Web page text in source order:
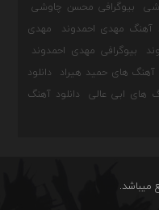
بیوگرافی محسن چاوشی
آهنگ مهدی احمدوند
مهدی
بیوگرافی مهدی احمدوند
آهنگ های حمید هیراد
دانلود
های ابی عالی
دانلود آهنگ
میباشد.